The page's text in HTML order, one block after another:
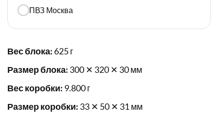
ПВЗ Москва
Вес блока: 625 г
Размер блока: 300 ✕ 320 ✕ 30 мм
Вес коробки: 9.800 г
Размер коробки: 33 ✕ 50 ✕ 31 мм